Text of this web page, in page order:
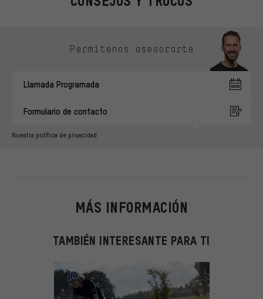
Permítenos asesorarte
Llamada Programada
Formulario de contacto
Nuestra política de privacidad
MÁS INFORMACIÓN
TAMBIÉN INTERESANTE PARA TI